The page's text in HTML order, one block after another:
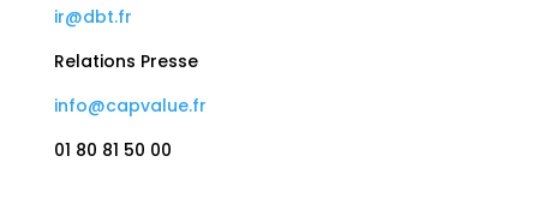
ir@dbt.fr
Relations Presse
info@capvalue.fr
01 80 81 50 00